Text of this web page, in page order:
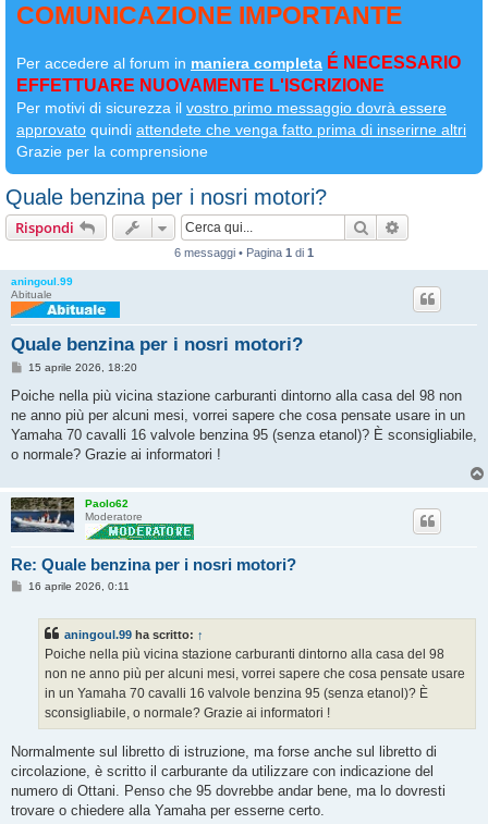
COMUNICAZIONE IMPORTANTE
Per accedere al forum in maniera completa É NECESSARIO
EFFETTUARE NUOVAMENTE L'ISCRIZIONE
Per motivi di sicurezza il vostro primo messaggio dovrà essere
approvato quindi attendete che venga fatto prima di inserirne altri
Grazie per la comprensione
Quale benzina per i nosri motori?
Rispondi Cerca
6 messaggi • Pagina 1 di 1
aningoul.99
Abituale
Quale benzina per i nosri motori?
M
s
a
g
i
15 aprile 2026, 18:20
Poiche nella più vicina stazione carburanti dintorno alla casa del 98 non
ne anno più per alcuni mesi, vorrei sapere che cosa pensate usare in un
Yamaha 70 cavalli 16 valvole benzina 95 (senza etanol)? È sconsigliabile,
o normale? Grazie ai informatori !
Paolo62
Moderatore
Re: Quale benzina per i nosri motori?
M16 aprile 2026, 0:11
aningoul.99 ha scritto: ↑
Poiche nella più vicina stazione carburanti dintorno alla casa del 98
non ne anno più per alcuni mesi, vorrei sapere che cosa pensate usare
in un Yamaha 70 cavalli 16 valvole benzina 95 (senza etanol)? È
sconsigliabile, o normale? Grazie ai informatori !
Normalmente sul libretto di istruzione, ma forse anche sul libretto di
circolazione, è scritto il carburante da utilizzare con indicazione del
numero di Ottani. Penso che 95 dovrebbe andar bene, ma lo dovresti
trovare o chiedere alla Yamaha per esserne certo.